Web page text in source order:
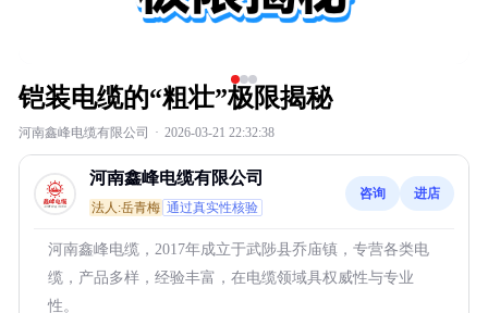
铠装电缆的“粗壮”极限揭秘
河南鑫峰电缆有限公司 · 2026-03-21 22:32:38
河南鑫峰电缆有限公司
法人:岳青梅 通过真实性核验
咨询 进店
河南鑫峰电缆，2017年成立于武陟县乔庙镇，专营各类电
缆，产品多样，经验丰富，在电缆领域具权威性与专业
性。